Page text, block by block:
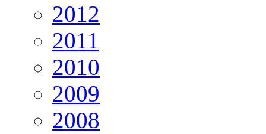
2012
2011
2010
2009
2008